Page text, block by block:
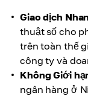
Giao dịch
thuật số cho
trên toàn thế
công ty và
Không Giới
ngân hàng ở